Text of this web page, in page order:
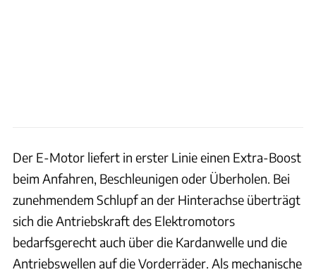
Der E-Motor liefert in erster Linie einen Extra-Boost
beim Anfahren, Beschleunigen oder Überholen. Bei
zunehmendem Schlupf an der Hinterachse überträgt
sich die Antriebskraft des Elektromotors
bedarfsgerecht auch über die Kardanwelle und die
Antriebswellen auf die Vorderräder. Als mechanische